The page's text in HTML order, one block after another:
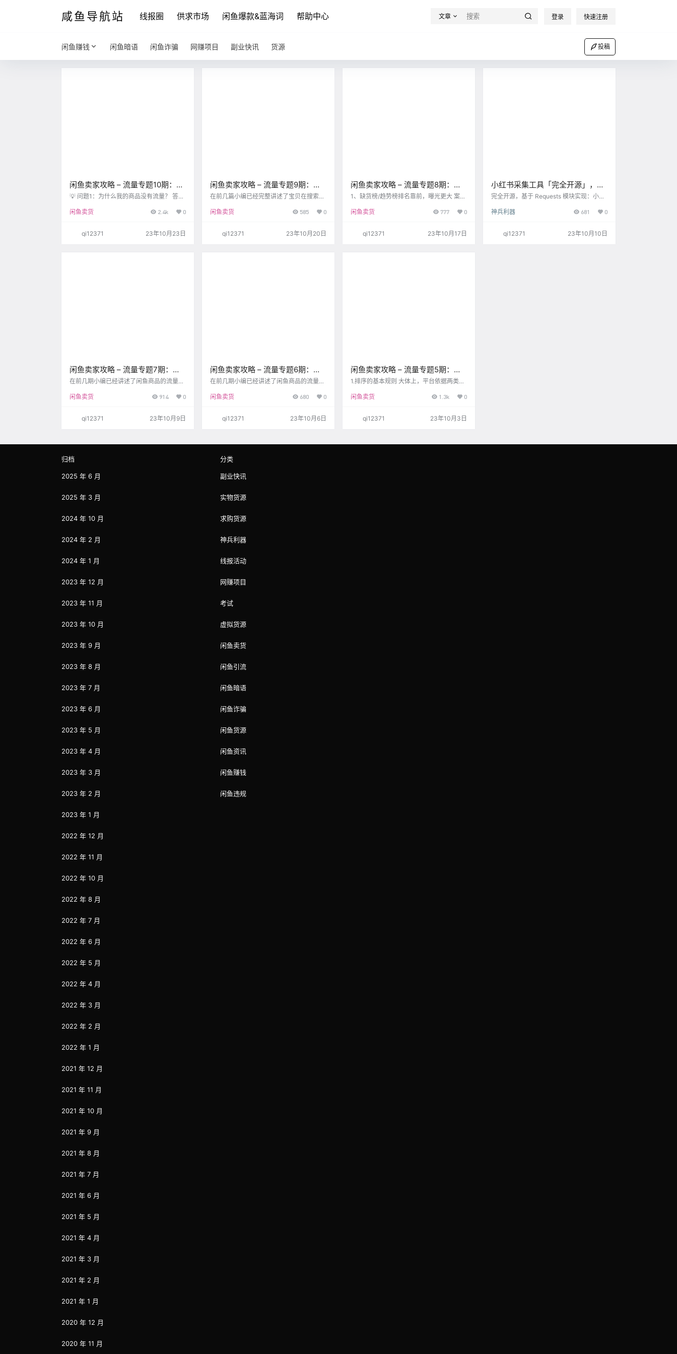
咸鱼导航站 线报圈 供求市场 闲鱼爆款&蓝海词 帮助中心 文章 登录 快速注册
闲鱼赚钱 闲鱼暗语 闲鱼诈骗 网赚项目 副业快讯 货源 投稿
闲鱼卖家攻略 – 流量专题10期：哪
些因素会影响流量？开通鱼小铺会
💡 问题1：为什么我的商品没有流量？ 答：
响流量的因素主要有以下几类： 卖家和宝贝
题改类目改价格等。 市场需求水平，如9月
份iPhone发布新机导致其他android手机需
闲鱼卖货 2.4k 0
qi12371 23年10月23日
闲鱼卖家攻略 – 流量专题9期：除
了搜索，还有什么流量来源？
在前几篇小编已经完整讲述了宝贝在搜索场
编再为大家介绍一下闲鱼平台的推荐场景的
喜欢）场景主要有2个：【首页-猜你喜欢】
场景和【商品详情页-猜你喜欢】场景。
闲鱼卖货 585 0
qi12371 23年10月20日
闲鱼卖家攻略 – 流量专题8期：案
例讲解「召回规则、排序规则和平
1、缺货榜/趋势榜排名靠前，曝光更大 案例
类目缺货榜第1位。 商品A：与缺货热搜词
等级活跃度高，因此可以在商品展示时排序
在前。 商品B：与搜索词的相关性低、商品
闲鱼卖货 777 0
qi12371 23年10月17日
小红书采集工具「完全开源」，可
自行二开
完全开源，基于 Requests 模块实现：小红
红书图文/视频作品信息 获取小红书图文/视
文件(xianyunav.com) 自动跳过已存在的作
品文件 作品文件完整性处理机制 批量下载
神兵利器 681 0
qi12371 23年10月10日
闲鱼卖家攻略 – 流量专题7期：理
解闲鱼平台运营的理念、规则和指
在前几期小编已经讲述了闲鱼商品的流量来
的价值主张和鼓励的行为。 1、平台鼓励的
理由退货、验货宝、放心充等。 流量机制升
格引流、站外引流、重复铺货、纯信息代挂
闲鱼卖货 914 0
qi12371 23年10月9日
闲鱼卖家攻略 – 流量专题6期：闲
鱼宝贝排名分析，案例讲解！
在前几期小编已经讲述了闲鱼商品的流量来
例的解析，带给大家更清晰直观的感受。
的相关性高、商品描述信息完善、支持描述
品描述信息不完善，因此在此搜索词下排序
行商品描述优…
闲鱼卖货 680 0
qi12371 23年10月6日
闲鱼卖家攻略 – 流量专题5期：闲
鱼宝贝排序，最重要的几个因素！
1.排序的基本规则 大体上，平台依据两类影
特征，在不同类目下有不同侧重。 平台价值
品的流量获取能力和反馈表现 全站特征：
征：商品点击量、商品「我想要」次数、商
闲鱼卖货 1.3k 0
qi12371 23年10月3日
归档
2025 年 6 月
2025 年 3 月
2024 年 10 月
2024 年 2 月
2024 年 1 月
2023 年 12 月
2023 年 11 月
2023 年 10 月
2023 年 9 月
2023 年 8 月
2023 年 7 月
2023 年 6 月
2023 年 5 月
2023 年 4 月
2023 年 3 月
2023 年 2 月
2023 年 1 月
2022 年 12 月
2022 年 11 月
2022 年 10 月
2022 年 8 月
2022 年 7 月
2022 年 6 月
2022 年 5 月
2022 年 4 月
2022 年 3 月
2022 年 2 月
2022 年 1 月
2021 年 12 月
2021 年 11 月
2021 年 10 月
2021 年 9 月
2021 年 8 月
2021 年 7 月
2021 年 6 月
2021 年 5 月
2021 年 4 月
2021 年 3 月
2021 年 2 月
2021 年 1 月
2020 年 12 月
2020 年 11 月
分类
副业快讯
实物货源
求购货源
神兵利器
线报活动
网赚项目
考试
虚拟货源
闲鱼卖货
闲鱼引流
闲鱼暗语
闲鱼诈骗
闲鱼货源
闲鱼资讯
闲鱼赚钱
闲鱼违规